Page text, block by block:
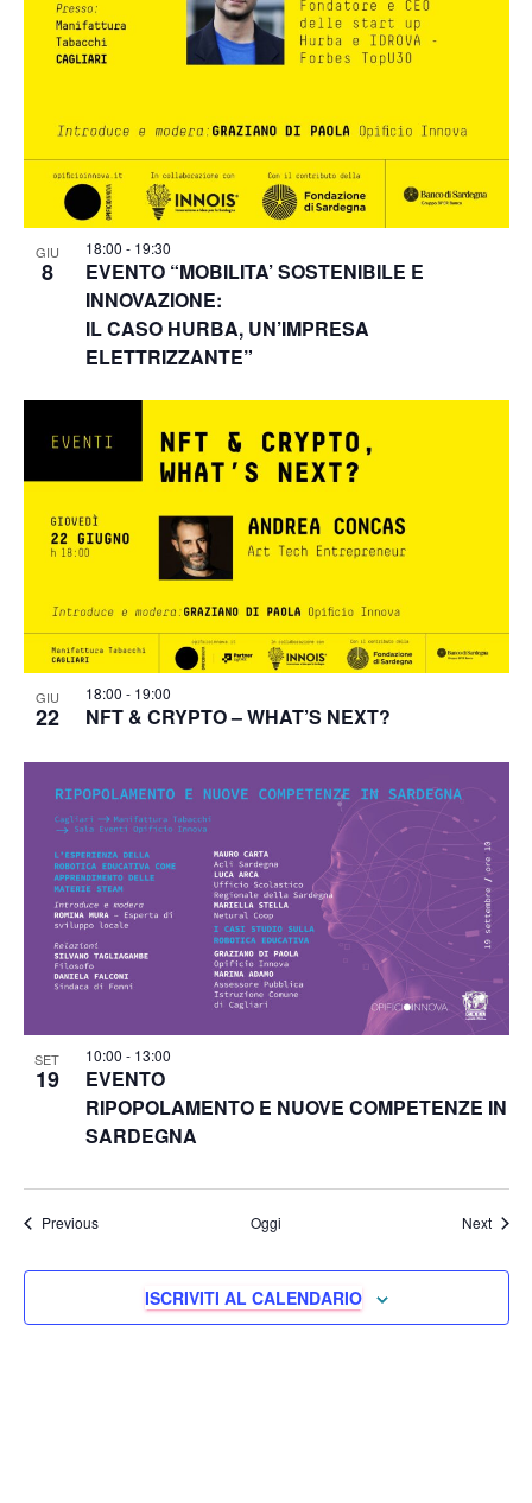
GIU
8
18:00 - 19:30
EVENTO “MOBILITA’ SOSTENIBILE E
INNOVAZIONE:
IL CASO HURBA, UN’IMPRESA
ELETTRIZZANTE”
GIU
22
18:00 - 19:00
NFT & CRYPTO – WHAT’S NEXT?
SET
19
10:00 - 13:00
EVENTO
RIPOPOLAMENTO E NUOVE COMPETENZE IN
SARDEGNA
PreviousEventi Oggi NextEventi
ISCRIVITI AL CALENDARIO